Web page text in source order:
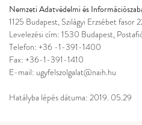
Nemzeti Adatvédelmi és
1125 Budapest, Szilágyi Erzsébet fasor
Levelezési cím: 1530 Budapest,
Telefon: +36 -1-391-1400
Fax: +36-1-391-1410
E-mail: ugyfelszolgalat@naih.hu
Hatályba lépés dátuma: 2019. 05.29